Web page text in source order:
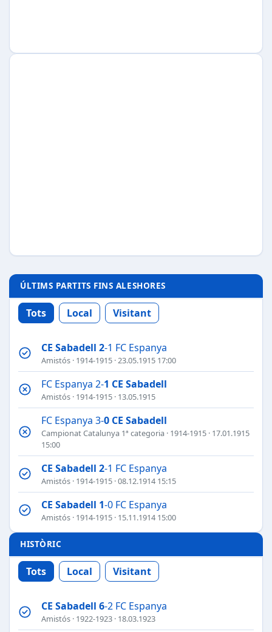
ÚLTIMS PARTITS FINS ALESHORES
Tots Local Visitant
CE Sabadell 2-1 FC Espanya
Amistós · 1914-1915 · 23.05.1915 17:00
FC Espanya 2-1 CE Sabadell
Amistós · 1914-1915 · 13.05.1915
FC Espanya 3-0 CE Sabadell
Campionat Catalunya 1ª categoria · 1914-1915 · 17.01.1915
15:00
CE Sabadell 2-1 FC Espanya
Amistós · 1914-1915 · 08.12.1914 15:15
CE Sabadell 1-0 FC Espanya
Amistós · 1914-1915 · 15.11.1914 15:00
HISTÒRIC
Tots Local Visitant
CE Sabadell 6-2 FC Espanya
Amistós · 1922-1923 · 18.03.1923